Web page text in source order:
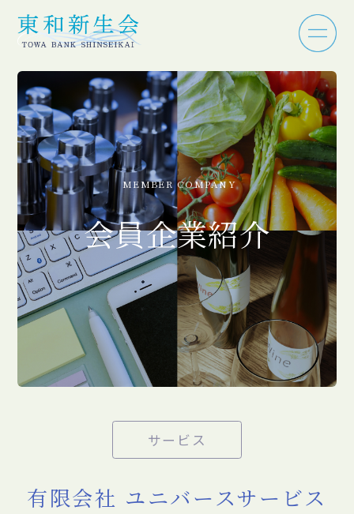
MEMBER COMPANY
会員企業紹介
サービス
有限会社 ユニバースサービス